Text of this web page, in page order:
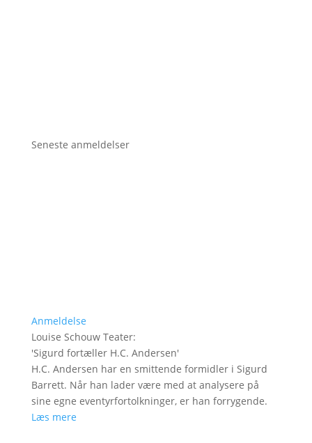
Seneste anmeldelser
Anmeldelse
Louise Schouw Teater:
'Sigurd fortæller H.C. Andersen'
H.C. Andersen har en smittende formidler i Sigurd
Barrett. Når han lader være med at analysere på
sine egne eventyrfortolkninger, er han forrygende.
Læs mere